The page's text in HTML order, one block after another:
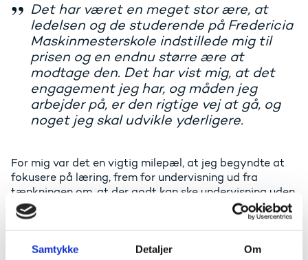
Samtykke Detaljer Om
Det har været en meget stor ære, at
ledelsen og de studerende på Fredericia
Maskinmesterskole indstillede mig til
prisen og en endnu større ære at
modtage den. Det har vist mig, at det
engagement jeg har, og måden jeg
arbejder på, er den rigtige vej at gå, og
noget jeg skal udvikle yderligere.
For mig var det en vigtig milepæl, at jeg begyndte at
fokusere på læring, frem for undervisning ud fra
tænkningen om, at der godt kan ske undervisning uden
der sker læring, og der også godt kan ske læring uden
der sker undervisning.
Min vigtigste opgave som underviser er at skabe en